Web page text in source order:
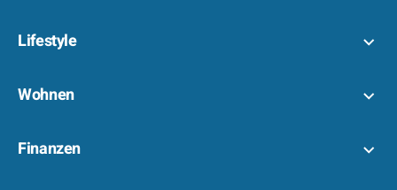
Lifestyle
Wohnen
Finanzen